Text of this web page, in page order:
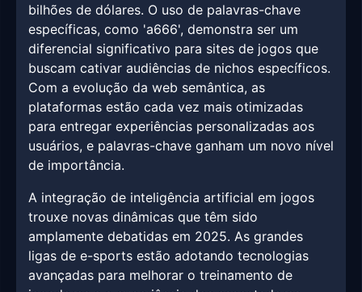
bilhões de dólares. O uso de palavras-chave
específicas, como 'a666', demonstra ser um
diferencial significativo para sites de jogos que
buscam cativar audiências de nichos específicos.
Com a evolução da web semântica, as
plataformas estão cada vez mais otimizadas
para entregar experiências personalizadas aos
usuários, e palavras-chave ganham um novo nível
de importância.
A integração de inteligência artificial em jogos
trouxe novas dinâmicas que têm sido
amplamente debatidas em 2025. As grandes
ligas de e-sports estão adotando tecnologias
avançadas para melhorar o treinamento de